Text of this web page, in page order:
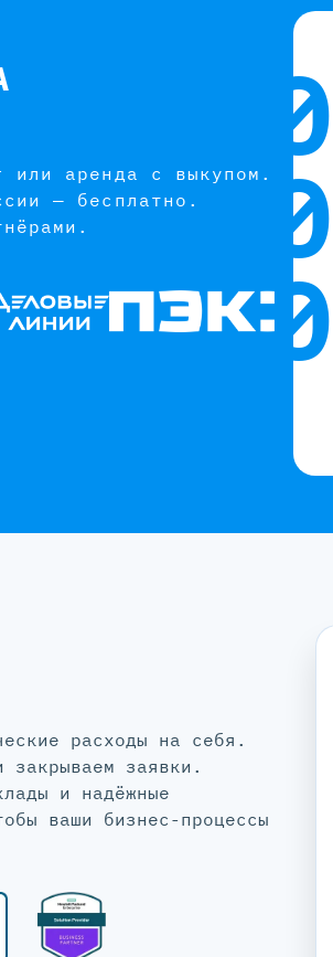
или аренда с выкупом.
— бесплатно.
расходы на себя.
закрываем заявки.
и надёжные
ваши бизнес-процессы